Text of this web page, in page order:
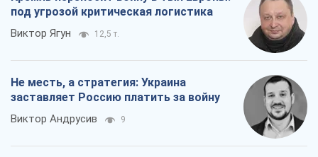
под угрозой критическая логистика
Виктор Ягун 12,5 т.
Не месть, а стратегия: Украина
заставляет Россию платить за войну
Виктор Андрусив 9